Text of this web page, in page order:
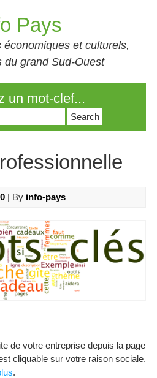
Pays
et culturels,
du grand Sud-Ouest
un mot-clef...
| By info-pays
de votre entreprise depuis la page
cliquable sur votre raison sociale.
.